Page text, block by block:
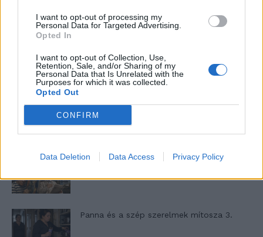
I want to opt-out of processing my
Personal Data for Targeted Advertising.
Opted In
I want to opt-out of Collection, Use,
Retention, Sale, and/or Sharing of my
Personal Data that Is Unrelated with the
Purposes for which it was collected.
Opted Out
CONFIRM
Data Deletion Data Access Privacy Policy
Nyár, nevetés, anekdoták
Panna és a szép szerelmek mítosza 3.